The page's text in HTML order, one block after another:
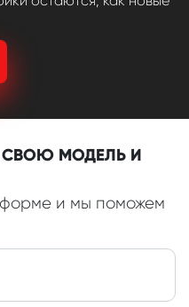
СВОЮ МОДЕЛЬ И
и мы поможем